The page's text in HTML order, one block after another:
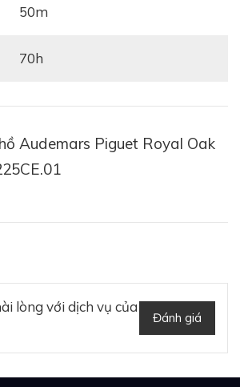
50m
70h
Audemars Piguet Royal Oak
lòng với dịch vụ của
Đánh giá